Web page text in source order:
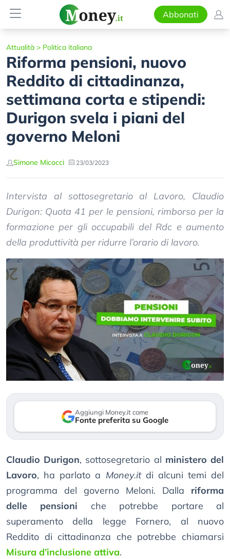
Abbonati
Attualità > Politica italiana
Riforma pensioni, nuovo
Reddito di cittadinanza,
settimana corta e stipendi:
Durigon svela i piani del
governo Meloni
Simone Micocci 23/03/2023
Intervista al sottosegretario al Lavoro, Claudio
Durigon: Quota 41 per le pensioni, rimborso per la
formazione per gli occupabili del Rdc e aumento
della produttività per ridurre l’orario di lavoro.
Aggiungi Money.it come
Fonte preferita su Google
Claudio Durigon, sottosegretario al ministero del
Lavoro, ha parlato a Money.itdi alcuni temi del
programma del governo Meloni. Dalla riforma
delle pensioni che potrebbe portare al
superamento della legge Fornero, al nuovo
Reddito di cittadinanza che potrebbe chiamarsi
Misura d’inclusione attiva.